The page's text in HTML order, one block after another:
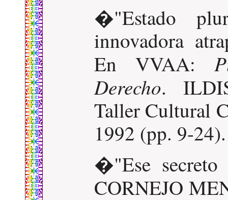
�"Estado
innovadora
En VVAA:
Derecho.
Taller Cultural
1992 (pp. 9-24).
�"Ese
CORNEJO